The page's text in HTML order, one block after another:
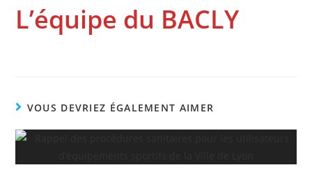
L’équipe du BACLY
VOUS DEVRIEZ ÉGALEMENT AIMER